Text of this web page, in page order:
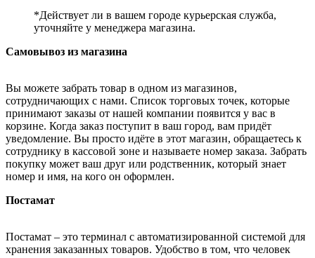
*Действует ли в вашем городе курьерская служба,
уточняйте у менеджера магазина.
Самовывоз из магазина
Вы можете забрать товар в одном из магазинов,
сотрудничающих с нами. Список торговых точек, которые
принимают заказы от нашей компании появится у вас в
корзине. Когда заказ поступит в ваш город, вам придёт
уведомление. Вы просто идёте в этот магазин, обращаетесь к
сотруднику в кассовой зоне и называете номер заказа. Забрать
покупку может ваш друг или родственник, который знает
номер и имя, на кого он оформлен.
Постамат
Постамат – это терминал с автоматизированной системой для
хранения заказанных товаров. Удобство в том, что человек